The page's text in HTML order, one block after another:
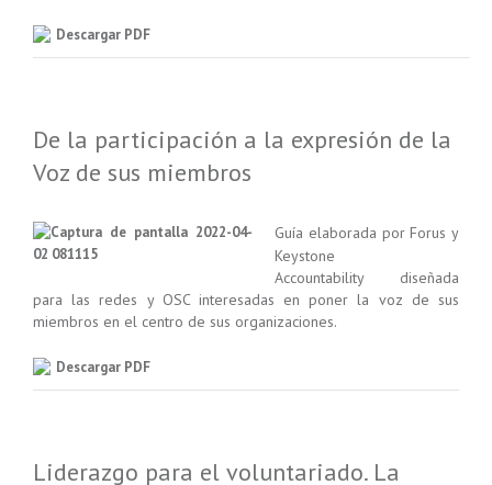
Descargar PDF
De la participación a la expresión de la
Voz de sus miembros
Guía elaborada por Forus y
Keystone
Accountability diseñada
para las redes y OSC interesadas en poner la voz de sus
miembros en el centro de sus organizaciones.
Descargar PDF
Liderazgo para el voluntariado. La